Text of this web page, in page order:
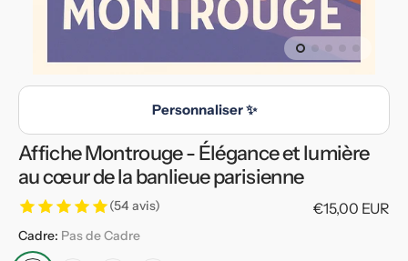
Personnaliser ✨
Affiche Montrouge - Élégance et lumière
au cœur de la banlieue parisienne
(54 avis)
Prix
€15,00 EUR
Cadre: Pas de Cadre